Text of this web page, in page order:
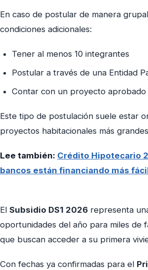
En caso de postular de manera
condiciones adicionales:
Tener al menos 10 integrantes
Postular a través de una Entidad
Contar con un proyecto
Este tipo de postulación suele estar
proyectos habitacionales más
Lee también: Crédito Hipotecario
bancos están financiando más
El Subsidio DS1 2026 representa
oportunidades del año para miles de
que buscan acceder a su primera
Con fechas ya confirmadas para el